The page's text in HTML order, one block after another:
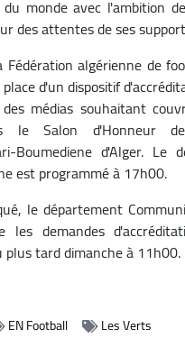
monde avec l'ambition
des attentes de ses
algérienne de
d'un dispositif
médias souhaitant
le Salon d'Honneur
Boumediene d'Alger. Le
est programmé à 17h00.
le département
les demandes
plus tard dimanche à 11h00.
EN Football Les Verts